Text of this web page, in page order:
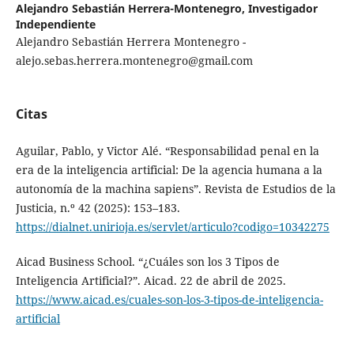
Alejandro Sebastián Herrera-Montenegro, Investigador
Independiente
Alejandro Sebastián Herrera Montenegro -
alejo.sebas.herrera.montenegro@gmail.com
Citas
Aguilar, Pablo, y Victor Alé. “Responsabilidad penal en la
era de la inteligencia artificial: De la agencia humana a la
autonomía de la machina sapiens”. Revista de Estudios de la
Justicia, n.º 42 (2025): 153–183.
https://dialnet.unirioja.es/servlet/articulo?codigo=10342275
Aicad Business School. “¿Cuáles son los 3 Tipos de
Inteligencia Artificial?”. Aicad. 22 de abril de 2025.
https://www.aicad.es/cuales-son-los-3-tipos-de-inteligencia-
artificial